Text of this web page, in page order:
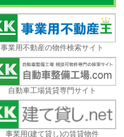
事業用不動産の物件検索サイト
自動車工場賃貸専門サイト
事業用(建て貸し)の賃貸物件